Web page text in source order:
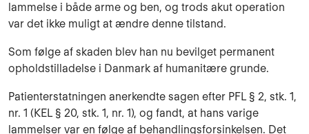
lammelse i både arme og ben, og trods akut operation
var det ikke muligt at ændre denne tilstand.
Som følge af skaden blev han nu bevilget permanent
opholdstilladelse i Danmark af humanitære grunde.
Patienterstatningen anerkendte sagen efter PFL § 2, stk. 1,
nr. 1 (KEL § 20, stk. 1, nr. 1), og fandt, at hans varige
lammelser var en følge af behandlingsforsinkelsen. Det